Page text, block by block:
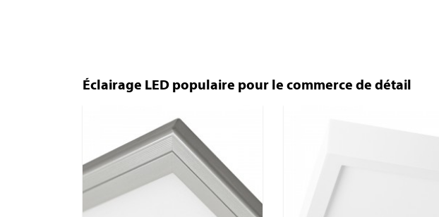
Éclairage LED populaire pour le commerce de détail